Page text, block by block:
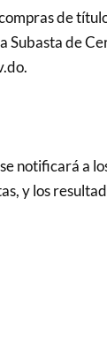
de
Subasta de
notificará a
y los